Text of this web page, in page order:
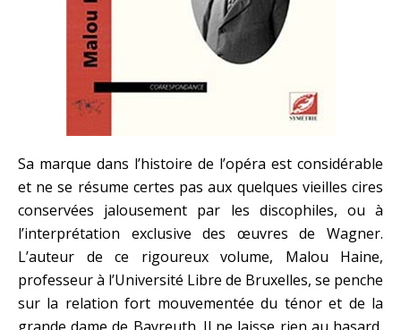
Sa marque dans l’histoire de l’opéra est considérable
et ne se résume certes pas aux quelques vieilles cires
conservées jalousement par les discophiles, ou à
l’interprétation exclusive des œuvres de Wagner.
L’auteur de ce rigoureux volume, Malou Haine,
professeur à l’Université Libre de Bruxelles, se penche
sur la relation fort mouvementée du ténor et de la